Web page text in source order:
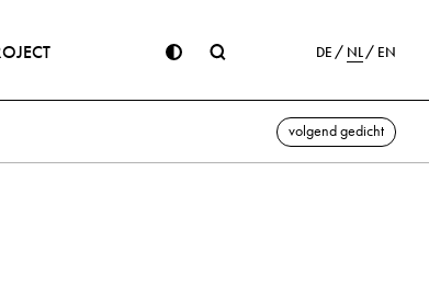
DE NL EN
volgend gedicht